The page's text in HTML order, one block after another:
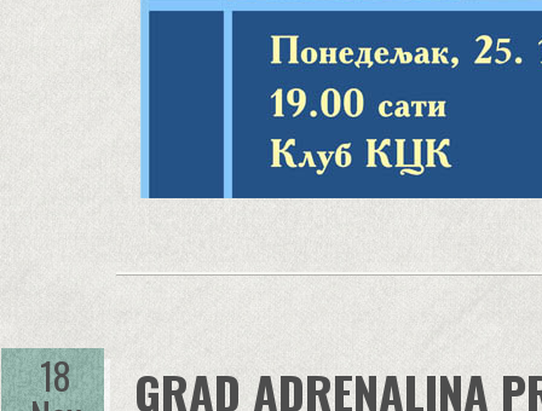
18
GRAD ADRENALINA